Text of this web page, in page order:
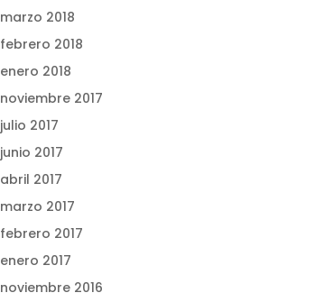
marzo 2018
febrero 2018
enero 2018
noviembre 2017
julio 2017
junio 2017
abril 2017
marzo 2017
febrero 2017
enero 2017
noviembre 2016